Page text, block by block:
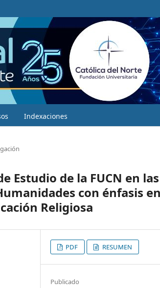
Indexaciones
Estudio de la FUCN en las
con énfasis en
Religiosa
PDF RESUMEN
Publicado